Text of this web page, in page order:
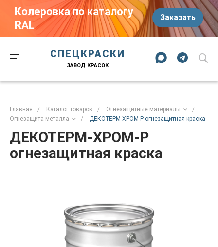
Колеровка по каталогу
RAL
Заказать
ул. Труда, д. 187 к.2
Челябинск
Челябинская область
СПЕЦКРАСКИ
ЗАВОД КРАСОК
Главная / Каталог товаров / Огнезащитные материалы
/
Огнезащита металла
/ ДЕКОТЕРМ-ХРОМ-Р огнезащитная краска
ДЕКОТЕРМ-ХРОМ-Р
огнезащитная краска